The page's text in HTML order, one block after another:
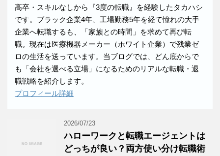
高卒・スキルなしから『3度の転職』を経験したタカハシ
です。ブラック企業4年、工場勤務5年を経て憧れの大手
企業へ転職するも、「家族との時間」を求めて再び転
職。現在は医療機器メーカー（ホワイト企業）で残業ゼ
ロの生活を送っています。当ブログでは、どん底からで
も「会社を選べる立場」になるためのリアルな転職・退
職戦略を紹介します。
プロフィール詳細
2026/07/23
ハローワークと転職エージェントは
どっちが良い？両方使い分け転職術